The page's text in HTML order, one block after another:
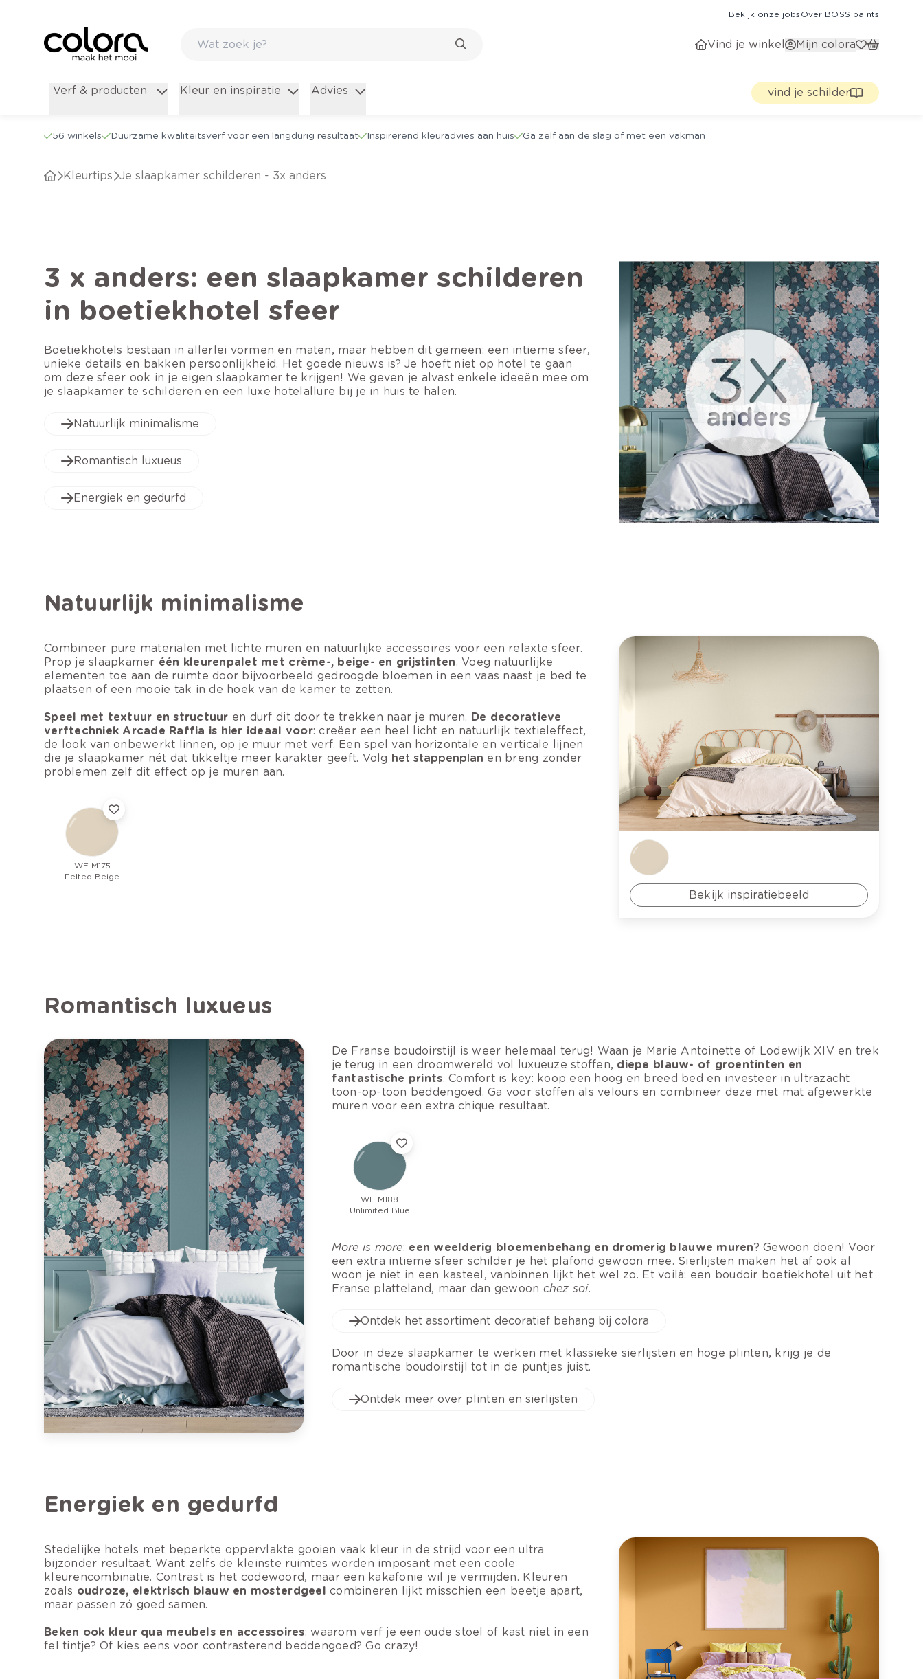
Bekijk onze jobs Over BOSS paints
Vind je winkel Mijn colora
Verf & producten Kleur en inspiratie Advies vind je schilder
56 winkels Duurzame kwaliteitsverf voor een langdurig resultaat Inspirerend kleuradvies aan huis Ga zelf aan de slag of met een vakman
kleurtips Je slaapkamer schilderen - 3x anders
3 x anders: een slaapkamer schilderen
in boetiekhotel sfeer
Boetiekhotels bestaan in allerlei vormen en maten, maar hebben dit gemeen: een intieme sfeer,
unieke details en bakken persoonlijkheid. Het goede nieuws is? Je hoeft niet op hotel te gaan
om deze sfeer ook in je eigen slaapkamer te krijgen! We geven je alvast enkele ideeën mee om
je slaapkamer te schilderen en een luxe hotelallure bij je in huis te halen.
Natuurlijk minimalisme
Romantisch luxueus
Energiek en gedurfd
Natuurlijk minimalisme
Combineer pure materialen met lichte muren en natuurlijke accessoires voor een relaxte sfeer.
Prop je slaapkamer één kleurenpalet met crème-, beige- en grijstinten. Voeg natuurlijke
elementen toe aan de ruimte door bijvoorbeeld gedroogde bloemen in een vaas naast je bed te
plaatsen of een mooie tak in de hoek van de kamer te zetten.
Speel met textuur en structuur en durf dit door te trekken naar je muren. De decoratieve
verftechniek Arcade Raffia is hier ideaal voor: creëer een heel licht en natuurlijk textieleffect,
de look van onbewerkt linnen, op je muur met verf. Een spel van horizontale en verticale lijnen
die je slaapkamer nét dat tikkeltje meer karakter geeft. Volg het stappenplan en breng zonder
problemen zelf dit effect op je muren aan.
WE M175
Felted Beige
Bekijk inspiratiebeeld
Romantisch luxueus
Bekijk inspiratiebeeld
De Franse boudoirstijl is weer helemaal terug! Waan je Marie Antoinette of Lodewijk XIV en trek
je terug in een droomwereld vol luxueuze stoffen, diepe blauw- of groentinten en
fantastische prints. Comfort is key: koop een hoog en breed bed en investeer in ultrazacht
toon-op-toon beddengoed. Ga voor stoffen als velours en combineer deze met mat afgewerkte
muren voor een extra chique resultaat.
WE M188
Unlimited Blue
More is more: een weelderig bloemenbehang en dromerig blauwe muren? Gewoon doen! Voor
een extra intieme sfeer schilder je het plafond gewoon mee. Sierlijsten maken het af ook al
woon je niet in een kasteel, vanbinnen lijkt het wel zo. Et voilà: een boudoir boetiekhotel uit het
Franse platteland, maar dan gewoon chez soi.
Ontdek het assortiment decoratief behang bij colora
Door in deze slaapkamer te werken met klassieke sierlijsten en hoge plinten, krijg je de
romantische boudoirstijl tot in de puntjes juist.
Ontdek meer over plinten en sierlijsten
Energiek en gedurfd
Stedelijke hotels met beperkte oppervlakte gooien vaak kleur in de strijd voor een ultra
bijzonder resultaat. Want zelfs de kleinste ruimtes worden imposant met een coole
kleurencombinatie. Contrast is het codewoord, maar een kakafonie wil je vermijden. Kleuren
zoals oudroze, elektrisch blauw en mosterdgeel combineren lijkt misschien een beetje apart,
maar passen zó goed samen.
Beken ook kleur qua meubels en accessoires: waarom verf je een oude stoel of kast niet in een
fel tintje? Of kies eens voor contrasterend beddengoed? Go crazy!